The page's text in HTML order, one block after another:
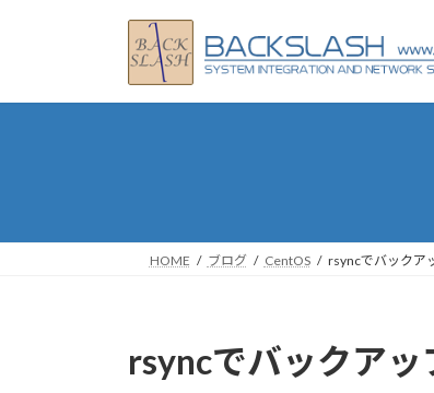
プ
動
HOME ブログ CentOS rsyncでバックア
rsyncでバックアッ